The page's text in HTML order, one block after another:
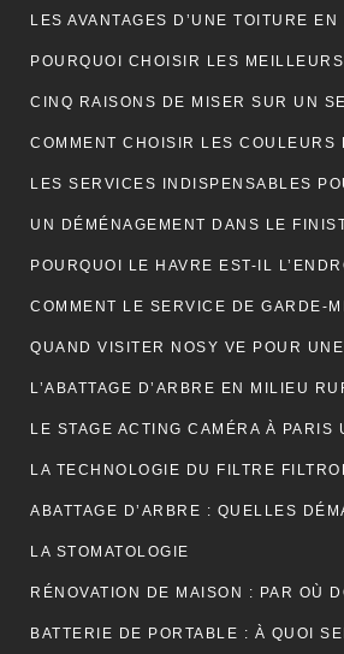
LES AVANTAGES D’UNE TOITURE
LA STOMATOLOGIE
BATTERIE DE PORTABLE : À QUOI